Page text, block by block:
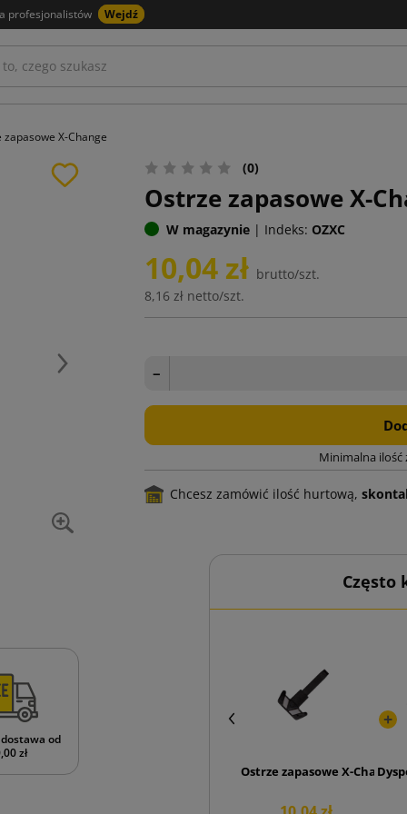
profesjonalistów Wejdź
zapasowe X-Change
Następny
od
zł
(0)
Ostrze zapasowe X-
W magazynie| Indeks: OZXC
10,04 zł brutto/szt.
8,16 zł netto/szt.
−
Minimalna
Chcesz zamówić ilość hurtową,
Często
Ostrze zapasowe X-Change